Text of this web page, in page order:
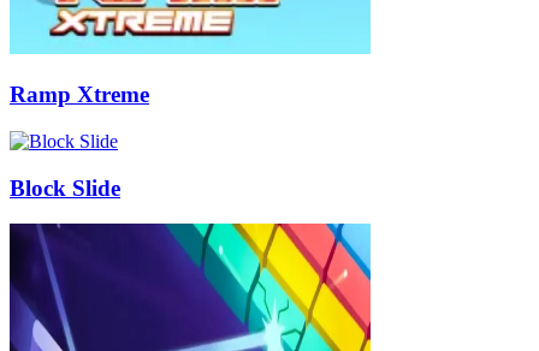
Ramp Xtreme
Block Slide